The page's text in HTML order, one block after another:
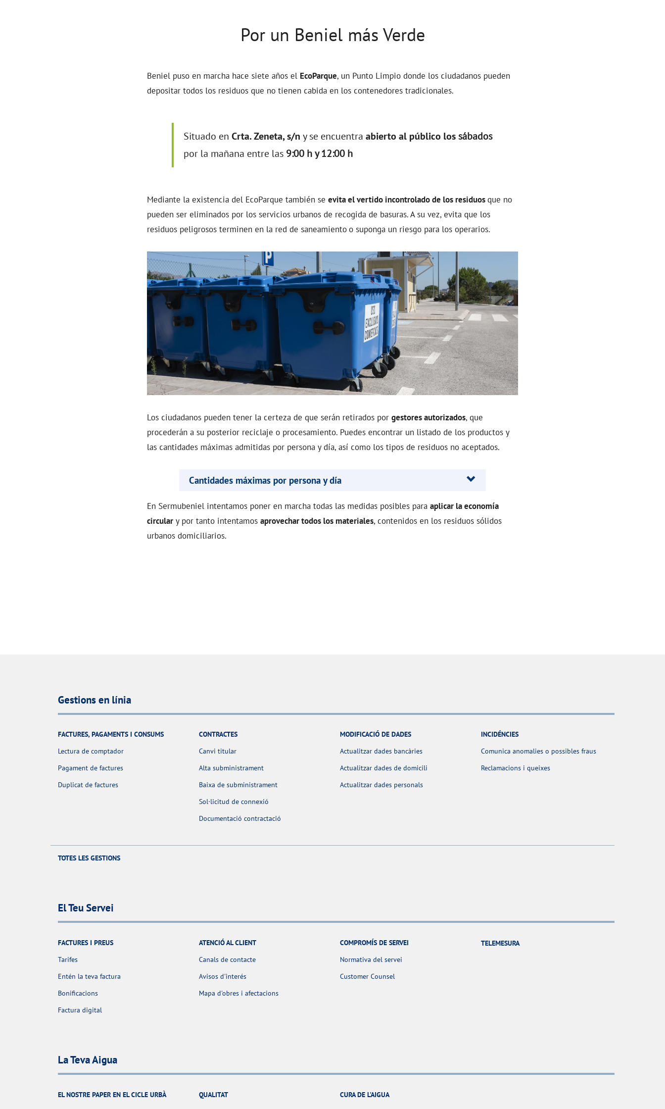
Por un Beniel más Verde
Beniel puso en marcha hace siete años el EcoParque, un Punto Limpio donde los ciudadanos pueden
depositar todos los residuos que no tienen cabida en los contenedores tradicionales.
Situado en Crta. Zeneta, s/n y se encuentra abierto al público lossábados
por la mañana entre las 9:00 h y 12:00 h
Mediante la existencia del EcoParque también se evita el vertido incontrolado de los residuosque no
pueden ser eliminados por los servicios urbanos de recogida de basuras. A su vez, evita que los
residuos peligrosos terminen en la red de saneamientoo suponga un riesgo para los operarios.
Los ciudadanos pueden tener la certeza de que serán retirados por gestores autorizados, que
procederán a su posterior reciclaje o procesamiento. Puedes encontrar un listado de los productos y
las cantidades máximas admitidas por persona y día, así como los tipos de residuos no aceptados.
Cantidades máximas por persona y día
En Sermubeniel intentamos poner en marcha todas las medidas posibles para aplicar la economía
circular y por tanto intentamos aprovechar todos los materiales, contenidos en los residuos sólidos
urbanos domiciliarios.
Gestions en línia
FACTURES, PAGAMENTS I CONSUMS
Lectura de comptador
Pagament de factures
Duplicat de factures
CONTRACTES
Canvi titular
Alta subministrament
Baixa de subministrament
Sol·licitud de connexió
Documentació contractació
MODIFICACIÓ DE DADES
Actualitzar dades bancàries
Actualitzar dades de domicili
Actualitzar dades personals
INCIDÉNCIES
Comunica anomalies o possibles fraus
Reclamacions i queixes
TOTES LES GESTIONS
El Teu Servei
FACTURES I PREUS
Tarifes
Entén la teva factura
Bonificacions
Factura digital
ATENCIÓ AL CLIENT
Canals de contacte
Avisos d'interés
Mapa d'obres i afectacions
COMPROMÍS DE SERVEI
Normativa del servei
Customer Counsel
TELEMESURA
La Teva Aigua
EL NOSTRE PAPER EN EL CICLE URBÀ
QUALITAT
CURA DE L'AIGUA